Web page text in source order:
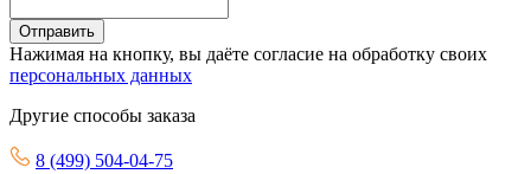
Нажимая на кнопку, вы даёте согласие на обработку своих
персональных данных
Другие способы заказа
8 (499) 504-04-75